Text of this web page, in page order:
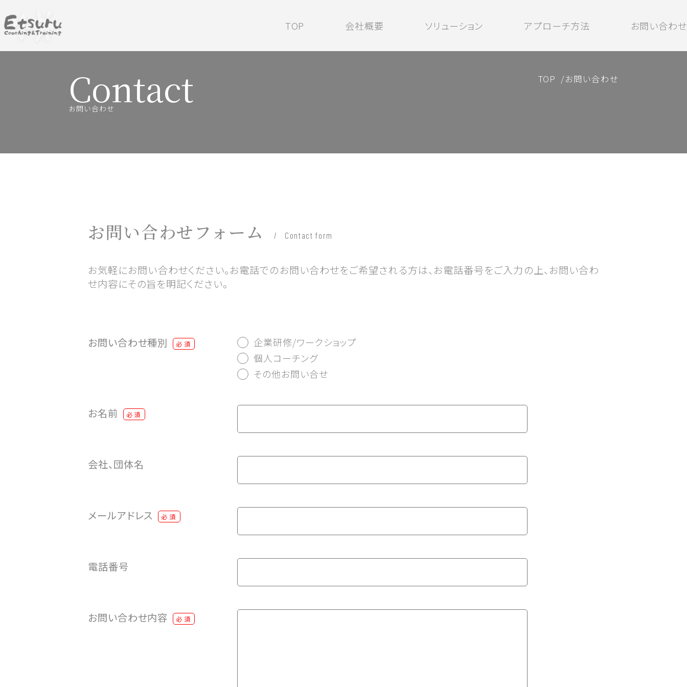
TOP 会社概要 ソリューション アプローチ方法 お問い合わせ
Contact
お問い合わせ
TOP お問い合わせ
お問い合わせフォーム / Contact form
お気軽にお問い合わせください。お電話でのお問い合わせをご希望される方は、お電話番号をご入力の上、お問い合わ
せ内容にその旨を明記ください。
お問い合わせ種別 必須
企業研修/ワークショップ
個人コーチング
その他お問い合せ
お名前 必須
会社、団体名
メールアドレス 必須
電話番号
お問い合わせ内容 必須